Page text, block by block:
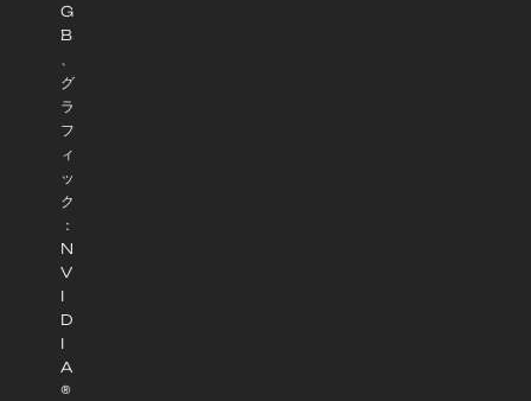
G
B
グ
ラ
フ
ィ
ッ
ク
：
N
V
I
D
I
A
®